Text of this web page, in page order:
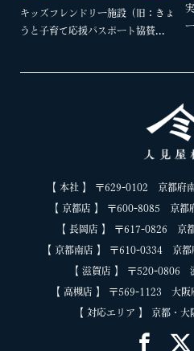
キッズフレンドリー施設（旧：きょ
うと子育て応援パスポート協賛...
【 本社 】 〒629-0102 京都府
【 京都店 】 〒600-8085 京都
【 長岡店 】 〒617-0826 京
【 京都南店 】 〒610-0334 京都
【 滋賀店 】 〒520-0806
【 高槻店 】 〒569-1123 大阪
【 対応エリア 】 京都・